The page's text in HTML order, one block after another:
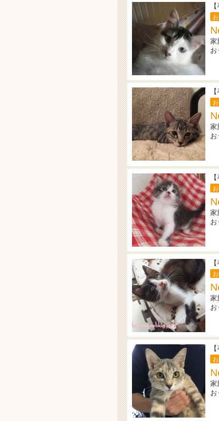
家
お
家
お
家
お
家
お
家
お